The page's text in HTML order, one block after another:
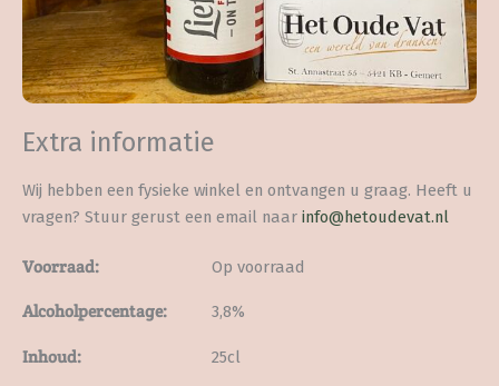
Extra informatie
Wij hebben een fysieke winkel en ontvangen u graag. Heeft u
vragen? Stuur gerust een email naar info@hetoudevat.nl
Voorraad: Op voorraad
Alcoholpercentage: 3,8%
Inhoud: 25cl